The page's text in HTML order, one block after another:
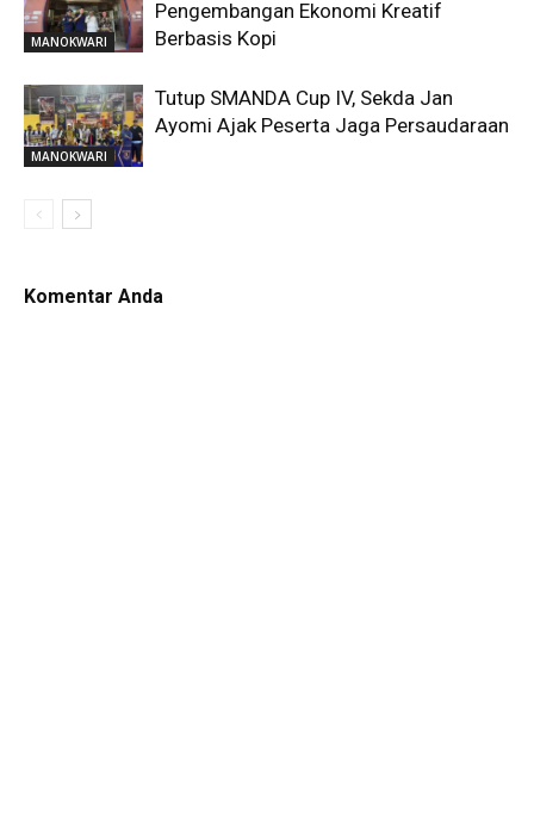
MANOKWARI
Pengembangan Ekonomi Kreatif
Berbasis Kopi
MANOKWARI
Tutup SMANDA Cup IV, Sekda Jan
Ayomi Ajak Peserta Jaga Persaudaraan
Komentar Anda